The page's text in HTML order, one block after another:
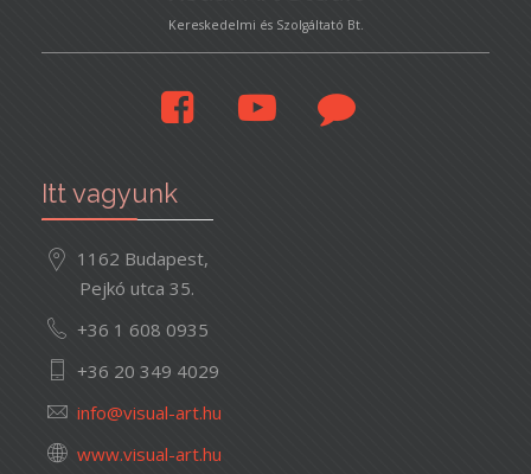
Kereskedelmi és Szolgáltató Bt.
Itt vagyunk
1162 Budapest,
Pejkó utca 35.
+36 1 608 0935
+36 20 349 4029
www.visual-art.hu